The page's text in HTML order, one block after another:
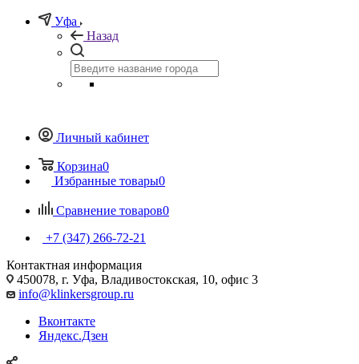
Уфа
Назад
Личный кабинет
Корзина0
Избранные товары0
Сравнение товаров0
+7 (347) 266-72-21
Контактная информация
450078, г. Уфа, Владивостокская, 10, офис 3
info@klinkersgroup.ru
Вконтакте
Яндекс.Дзен